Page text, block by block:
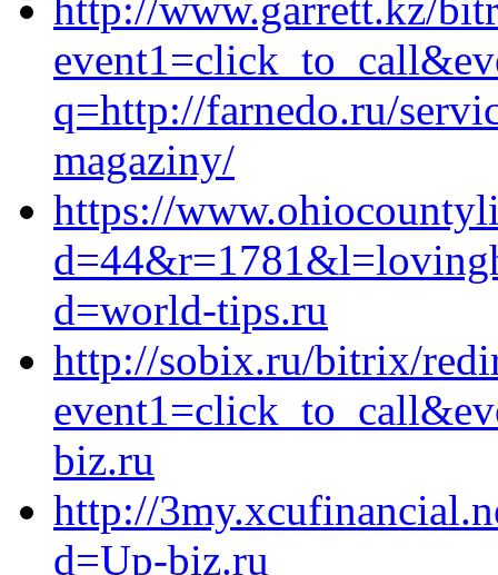
q=http://farnedo.ru/
magaziny/
https://
d=world-tips.ru
http://sobix.ru/bitrix/
biz.ru
http://
d=Up-biz.ru